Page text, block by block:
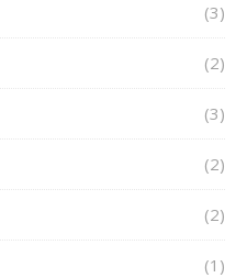
(3)
(2)
(3)
(2)
(2)
(1)